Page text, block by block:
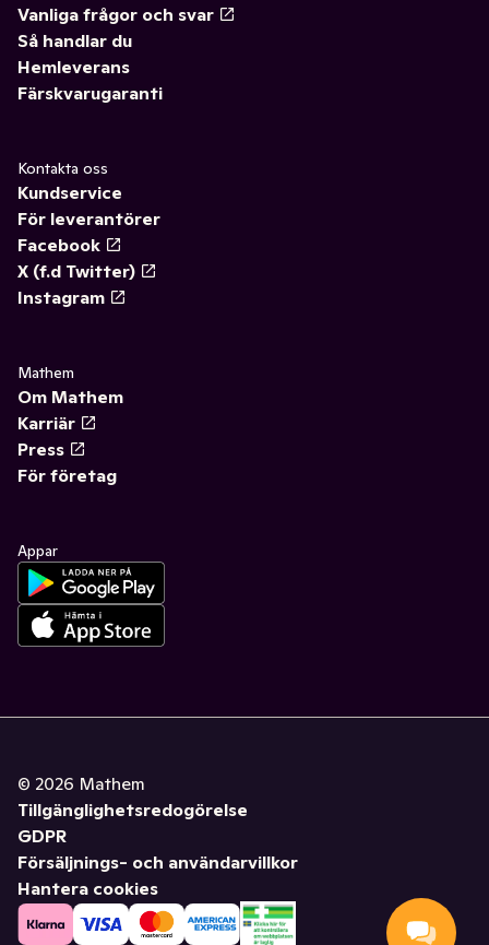
Vanliga frågor och svar
Så handlar du
Hemleverans
Färskvarugaranti
Kontakta oss
Kundservice
För leverantörer
Facebook
X (f.d Twitter)
Instagram
Mathem
Om Mathem
Karriär
Press
För företag
Appar
© 2026 Mathem
Tillgänglighetsredogörelse
GDPR
Försäljnings- och användarvillkor
Hantera cookies